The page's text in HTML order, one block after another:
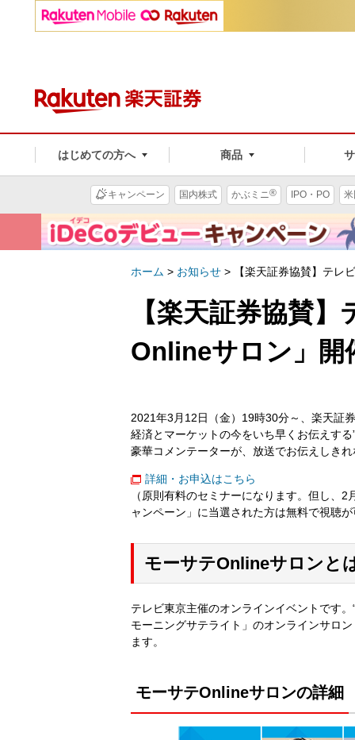
はじめての方へ 商品
キャンペーン 国内株式 かぶミニ® IPO・PO
ホーム > お知らせ > 【楽天証券協賛】テレ
【楽天証券協賛
Onlineサロン」開
2021年3月12日（金）19時30分～、楽天証
経済とマーケットの今をいち早くお伝えす
豪華コメンテーターが、放送でお伝えしき
詳細・お申込はこちら
（原則有料のセミナーになります。但し、
ャンペーン」に当選された方は無料で視聴
モーサテOnlineサロンと
テレビ東京主催のオンラインイベントです
モーニングサテライト」のオンラインサロ
ます。
モーサテOnlineサロンの詳細